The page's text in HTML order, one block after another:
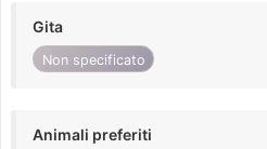
Gita
Non specificato
Animali preferiti